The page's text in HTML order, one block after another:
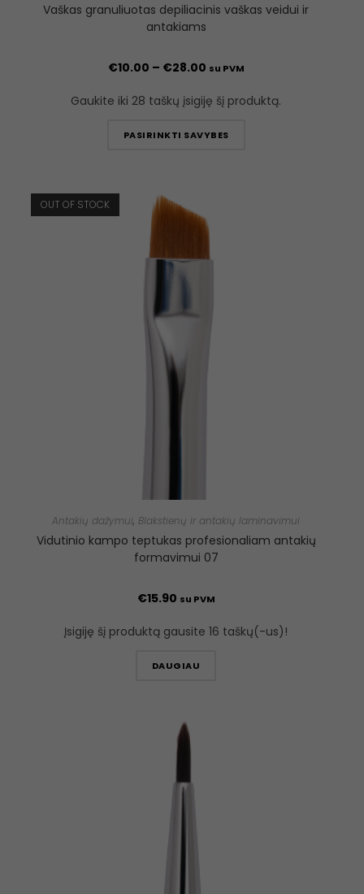
Vaškas granuliuotas depiliacinis vaškas veidui ir
antakiams
€10.00 – €28.00 su PVM
Gaukite iki 28 taškų įsigiję šį produktą.
PASIRINKTI SAVYBES
OUT OF STOCK
Antakių dažymui, Blakstienų ir antakių laminavimui
Vidutinio kampo teptukas profesionaliam antakių
formavimui 07
€15.90 su PVM
Įsigiję šį produktą gausite 16 taškų(-us)!
DAUGIAU